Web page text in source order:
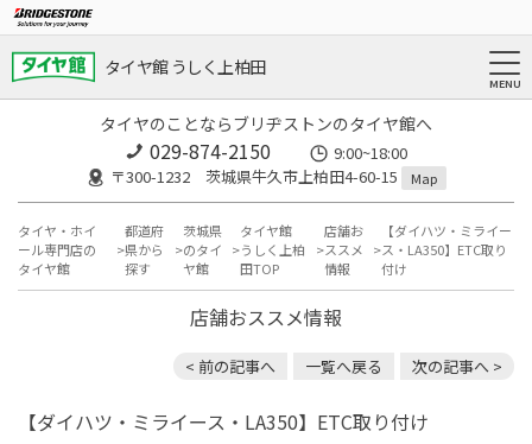
タイヤ館 うしく上柏田
タイヤのことならブリヂストンのタイヤ館へ
029-874-2150
9:00~18:00
〒300-1232 茨城県牛久市上柏田4-60-15
Map
タイヤ・ホイ
ール専門店の
タイヤ館
都道府
県から
探す
茨城県
のタイ
ヤ館
タイヤ館
うしく上柏
田TOP
店舗お
ススメ
情報
【ダイハツ・ミライー
ス・LA350】ETC取り
付け
店舗おススメ情報
< 前の記事へ 一覧へ戻る 次の記事へ >
【ダイハツ・ミライース・LA350】ETC取り付け